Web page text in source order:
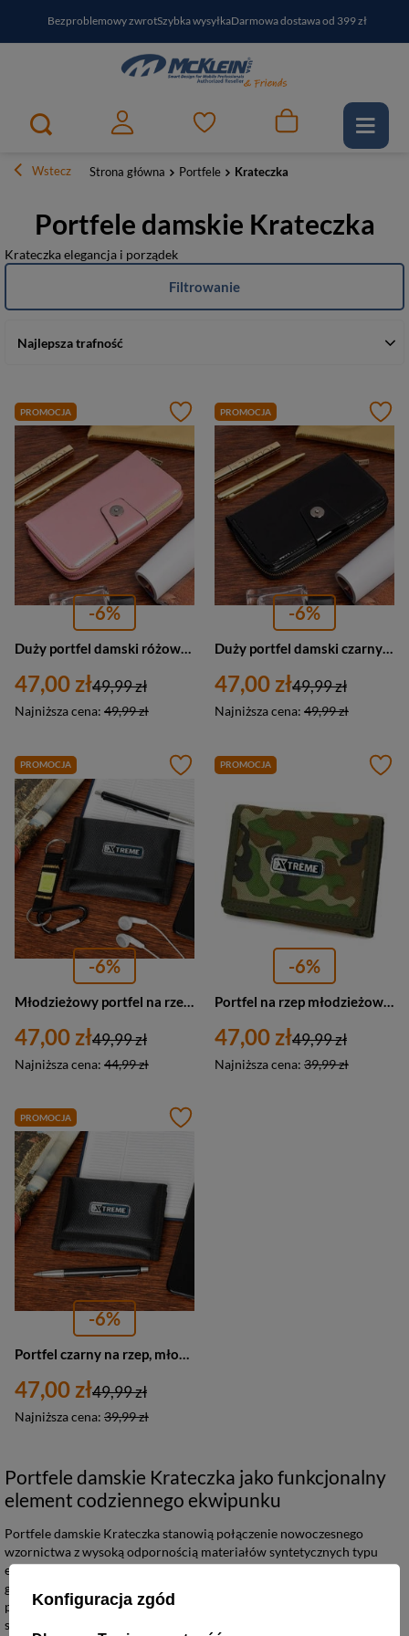
Bezproblemowy zwrotSzybka wysyłkaDarmowa dostawa od 399 zł
PayPo - kup i zapłać za30 dniZapisz się do newslettera i odbierz RABAT
Wstecz Strona główna Portfele Krateczka
Portfele damskie Krateczka
Krateczka elegancja i porządek
Najlepsza trafność
Filtrowanie
PROMOCJA
-6%
Duży portfel damski różowy na zamek kopertówka eko - Forever young E33
47,00 zł
Najniższa cena: 49,99 zł
49,99 zł
PROMOCJA
-6%
Duży portfel damski czarny na zamek kopertówka eko - Forever young E33
47,00 zł
Najniższa cena: 49,99 zł
49,99 zł
PROMOCJA
-6%
47,00 zł
Najniższa cena: 44,99 zł
49,99 zł
PROMOCJA
-6%
47,00 zł
Najniższa cena: 39,99 zł
49,99 zł
PROMOCJA
-6%
Portfel czarny na rzep, młodzieżowy Xtreme E25
47,00 zł
Najniższa cena: 39,99 zł
49,99 zł
Portfele damskie Krateczka jako funkcjonalny
element codziennego ekwipunku
Portfele damskie Krateczka stanowią połączenie nowoczesnego
wzornictwa z wysoką odpornością materiałów syntetycznych typu
eko. Te akcesoria pełnią funkcję kompaktowych organizerów na
gotówkę i dokumenty, sprawdzając się zarówno w roli klasycznego
portfela, jak i poręcznej kopertówki. Wykorzystanie wytrzymałych
surowców zapewnia długowieczność produktów przy zachowaniu
Konfiguracja zgód